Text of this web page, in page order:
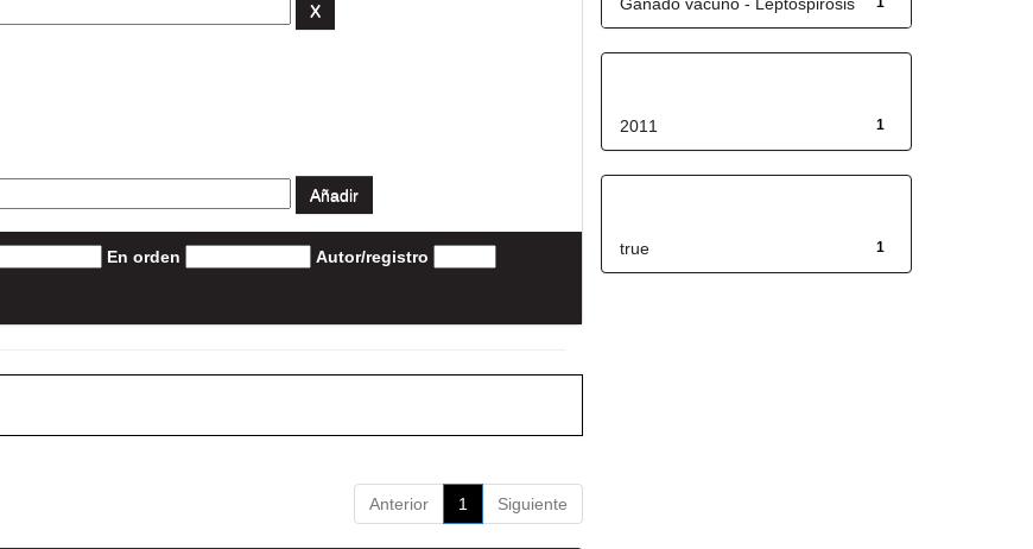
En orden Autor/registro
Anterior 1 Siguiente
1
2011
1
true